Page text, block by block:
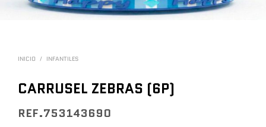
INICIO / INFANTILES
CARRUSEL ZEBRAS (6P)
REF.753143690